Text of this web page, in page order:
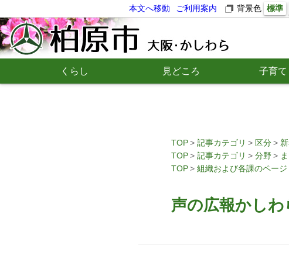
本文へ移動 ご利用案内 背景色 標準
くらし 見どころ 子育
TOP 記事カテゴリ 区分
TOP
記事カテゴリ 分野
TOP
組織および各課のページ
声の広報かし